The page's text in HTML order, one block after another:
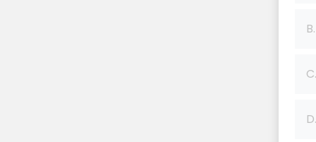
B.
C.
D.